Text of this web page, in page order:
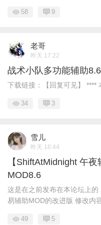
58 9
老哥
昨天 17:22
战术小队多功能辅助8.6
下载链接：【回复可见】 ****
34 3
雪儿
昨天 16:44
【ShiftAtMidnight 午
MOD8.6
这是在之前发布在本论坛上
易辅助MOD的改进版 修改内
49 5